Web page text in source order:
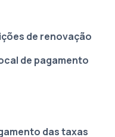
de renovação
de pagamento
das taxas